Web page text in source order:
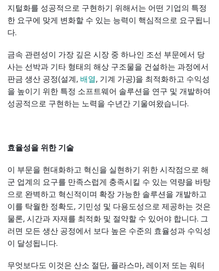
지털화를 성공적으로 구현하기 위해서는 어떤 기업의 특정
한 요구에 맞게 변화할 수 있는 능력이 핵심적으로 요구됩니
다.
금속 관련성이 가장 깊은 시장 중 하나인 조선 부문에서 당
사는 선박과 기타 형태의 해상 구조물을 건설하는 과정에서
판금 생산 공정(설계, 배열, 기계 가공)을 최적화하고 수익성
을 높이기 위한 특정 소프트웨어 솔루션을 연구 및 개발하여
성공적으로 구현하는 노력을 수년간 기울여왔습니다.
효율성을 위한 기술
이 부문을 현대화하고 혁신을 실현하기 위한 시작점으로 해
군 업계의 요구를 만족스럽게 충족시킬 수 있는 역량을 바탕
으로 완벽하고 혁신적이며 확장 가능한 솔루션을 개발하고
이를 탁월한 정확도, 기민성 및 다용도성으로 제공하는 것은
물론, 시간과 자재를 최적화 및 절약할 수 있어야 합니다. 그
러면 모든 생산 공정에서 보다 높은 수준의 효율성과 수익성
이 달성됩니다.
무엇보다도 이것은 산소 절단, 플라스마, 레이저 또는 워터